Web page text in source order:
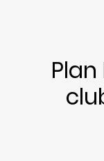
Plan